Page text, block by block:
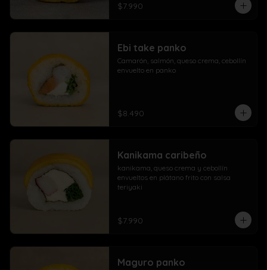
$7.990
Ebi take panko
Camarón, salmón, queso crema, cebollín
envuelto en panko
$8.490
Kanikama caribeño
kanikama, queso crema y cebollín
envueltos en plátano frito con salsa
teriyaki
$7.990
Maguro panko